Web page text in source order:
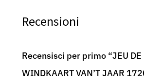
Recensioni
Recensisci per primo “JEU DE
WINDKAART VAN’T JAAR